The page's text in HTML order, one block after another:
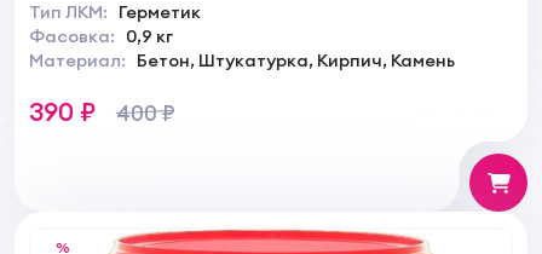
Тип ЛКМ:
Герметик
Фасовка:
0,9 кг
Материал:
Бетон, Штукатурка, Кирпич, Камень
390 ₽ 400 ₽
%